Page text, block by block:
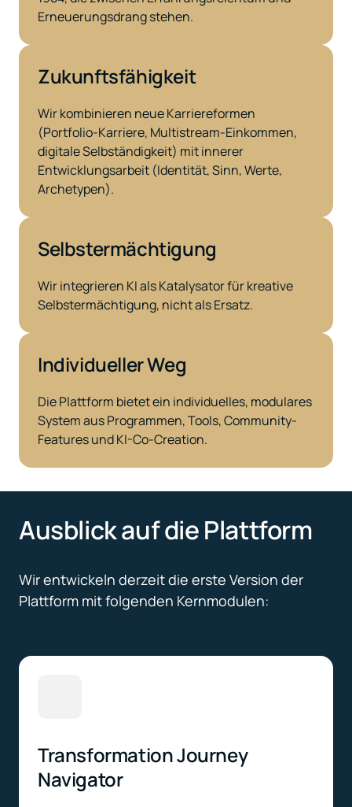
Erneuerungsdrang stehen.
Zukunftsfähigkeit
Wir kombinieren neue Karriereformen
(Portfolio-Karriere, Multistream-Einkommen,
digitale Selbständigkeit) mit innerer
Entwicklungsarbeit (Identität, Sinn, Werte,
Archetypen).
Selbstermächtigung
Wir integrieren KI als Katalysator für kreative
Selbstermächtigung, nicht als Ersatz.
Individueller Weg
Die Plattform bietet ein individuelles, modulares
System aus Programmen, Tools, Community-
Features und KI-Co-Creation.
Ausblick auf die Plattform
Wir entwickeln derzeit die erste Version der
Plattform mit folgenden Kernmodulen:
Transformation Journey
Navigator